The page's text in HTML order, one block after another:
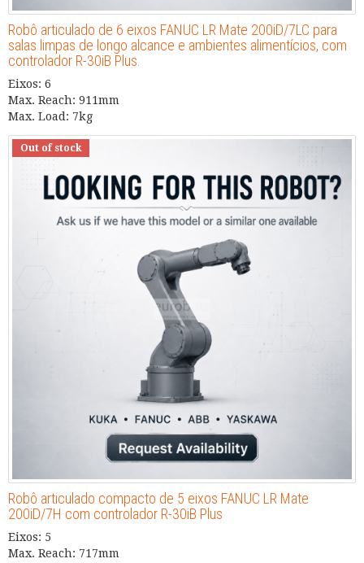
Robô articulado de 6 eixos FANUC LR Mate 200iD/7LC para
salas limpas de longo alcance e ambientes alimentícios, com
controlador R-30iB Plus.
Eixos: 6
Max. Reach: 911mm
Max. Load: 7kg
Out of stock
Robô articulado compacto de 5 eixos FANUC LR Mate
200iD/7H com controlador R-30iB Plus
Eixos: 5
Max. Reach: 717mm